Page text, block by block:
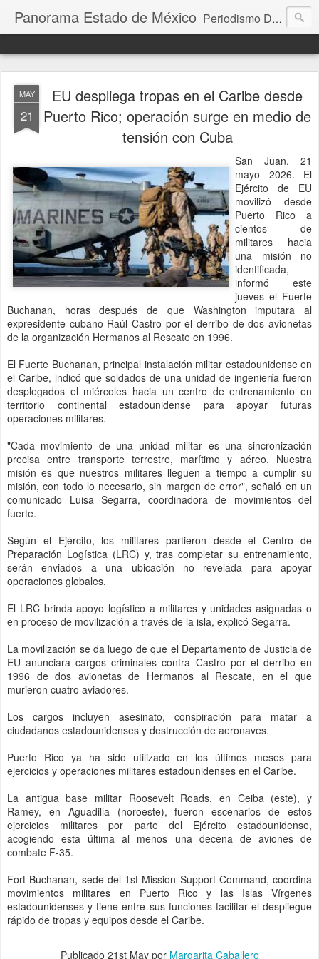
Panorama Estado de México Periodismo Digital
MAY
21
EU despliega tropas en el Caribe desde
Puerto Rico; operación surge en medio de
tensión con Cuba
San Juan, 21
mayo 2026. El
Ejército de EU
movilizó desde
Puerto Rico a
cientos de
militares hacia
una misión no
identificada,
informó este
jueves el Fuerte
Buchanan, horas después de que Washington imputara al
expresidente cubano Raúl Castro por el derribo de dos avionetas
de la organización Hermanos al Rescate en 1996.
El Fuerte Buchanan, principal instalación militar estadounidense en
el Caribe, indicó que soldados de una unidad de ingeniería fueron
desplegados el miércoles hacia un centro de entrenamiento en
territorio continental estadounidense para apoyar futuras
operaciones militares.
"Cada movimiento de una unidad militar es una sincronización
precisa entre transporte terrestre, marítimo y aéreo. Nuestra
misión es que nuestros militares lleguen a tiempo a cumplir su
misión, con todo lo necesario, sin margen de error", señaló en un
comunicado Luisa Segarra, coordinadora de movimientos del
fuerte.
Según el Ejército, los militares partieron desde el Centro de
Preparación Logística (LRC) y, tras completar su entrenamiento,
serán enviados a una ubicación no revelada para apoyar
operaciones globales.
El LRC brinda apoyo logístico a militares y unidades asignadas o
en proceso de movilización a través de la isla, explicó Segarra.
La movilización se da luego de que el Departamento de Justicia de
EU anunciara cargos criminales contra Castro por el derribo en
1996 de dos avionetas de Hermanos al Rescate, en el que
murieron cuatro aviadores.
Los cargos incluyen asesinato, conspiración para matar a
ciudadanos estadounidenses y destrucción de aeronaves.
Puerto Rico ya ha sido utilizado en los últimos meses para
ejercicios y operaciones militares estadounidenses en el Caribe.
La antigua base militar Roosevelt Roads, en Ceiba (este), y
Ramey, en Aguadilla (noroeste), fueron escenarios de estos
ejercicios militares por parte del Ejército estadounidense,
acogiendo esta última al menos una decena de aviones de
combate F-35.
Fort Buchanan, sede del 1st Mission Support Command, coordina
movimientos militares en Puerto Rico y las Islas Vírgenes
estadounidenses y tiene entre sus funciones facilitar el despliegue
rápido de tropas y equipos desde el Caribe.
Publicado 21st Maypor Margarita Caballero